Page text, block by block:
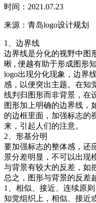
时间：2021.07.23
来源：青岛logo设计规划
1、边界线
边界线是分化的视野中图
晰 , 便越有助于形成图形
logo出现分化现象，边界
感，以便突出主题。在知
线判归图形而非背景，在
图形加上明确的边界线，
的边框里面，加强标志的
来，引起人们的注意。
2、形基分明
要加强标志的整体感，还
景分差明显，不可以出现
与背景有较大的反差，如
总之，图形与背景的反差
1、相似、接近、连续原则
知觉组织上，相似、接近